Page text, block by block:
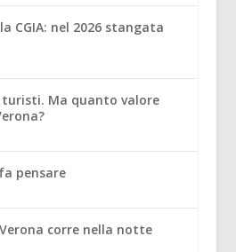
CGIA: nel 2026 stangata
turisti. Ma quanto valore
pensare
corre nella notte